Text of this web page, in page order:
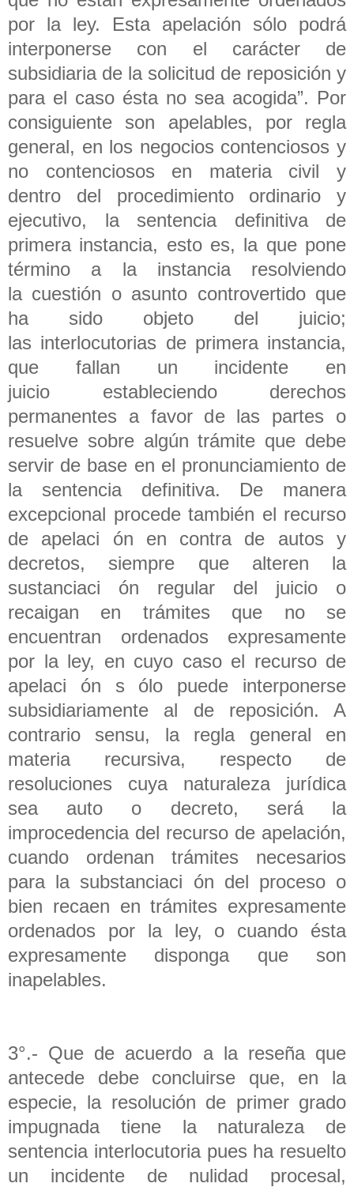
por la ley. Esta apelación sólo podrá
interponerse con el carácter de
subsidiaria de la solicitud de reposición y
para el caso ésta no sea acogida”. Por
consiguiente son apelables, por regla
general, en los negocios contenciosos y
no contenciosos en materia civil y
dentro del procedimiento ordinario y
ejecutivo, la sentencia definitiva de
primera instancia, esto es, la que pone
término a la instancia resolviendo
la cuestión o asunto controvertido que
ha sido objeto del juicio;
las interlocutorias de primera instancia,
que fallan un incidente en
juicio estableciendo derechos
permanentes a favor de las partes o
resuelve sobre algún trámite que debe
servir de base en el pronunciamiento de
la sentencia definitiva. De manera
excepcional procede también el recurso
de apelaci ón en contra de autos y
decretos, siempre que alteren la
sustanciaci ón regular del juicio o
recaigan en trámites que no se
encuentran ordenados expresamente
por la ley, en cuyo caso el recurso de
apelaci ón s ólo puede interponerse
subsidiariamente al de reposición. A
contrario sensu, la regla general en
materia recursiva, respecto de
resoluciones cuya naturaleza jurídica
sea auto o decreto, será la
improcedencia del recurso de apelación,
cuando ordenan trámites necesarios
para la substanciaci ón del proceso o
bien recaen en trámites expresamente
ordenados por la ley, o cuando ésta
expresamente disponga que son
inapelables.
3°.- Que de acuerdo a la reseña que
antecede debe concluirse que, en la
especie, la resolución de primer grado
impugnada tiene la naturaleza de
sentencia interlocutoria pues ha resuelto
un incidente de nulidad procesal,